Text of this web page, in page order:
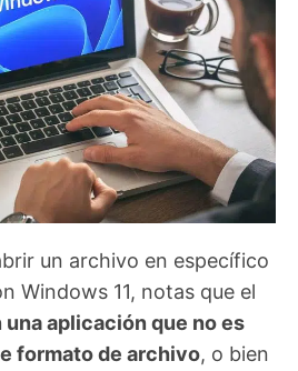
un archivo en específico
Windows 11, notas que el
una aplicación que no es
formato de archivo, o bien